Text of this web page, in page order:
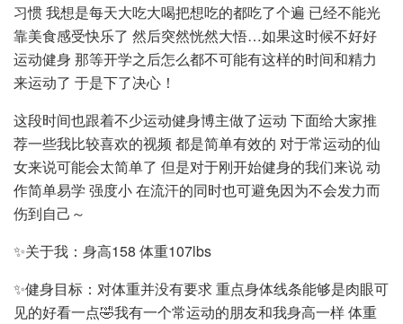
习惯 我想是每天大吃大喝把想吃的都吃了个遍 已经不能光
靠美食感受快乐了 然后突然恍然大悟…如果这时候不好好
运动健身 那等开学之后怎么都不可能有这样的时间和精力
来运动了 于是下了决心！
这段时间也跟着不少运动健身博主做了运动 下面给大家推
荐一些我比较喜欢的视频 都是简单有效的 对于常运动的仙
女来说可能会太简单了 但是对于刚开始健身的我们来说 动
作简单易学 强度小 在流汗的同时也可避免因为不会发力而
伤到自己～
✨关于我：身高158 体重107lbs
✨健身目标：对体重并没有要求 重点身体线条能够是肉眼可
见的好看一点🤣我有一个常运动的朋友和我身高一样 体重